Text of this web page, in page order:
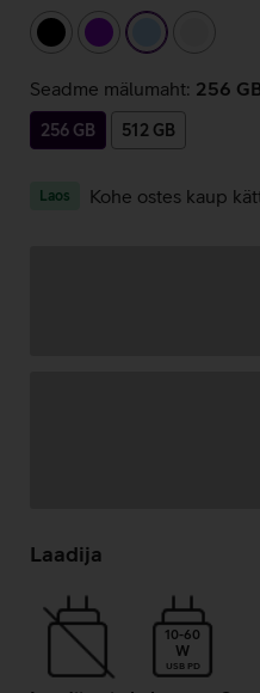
must
lilla helesinine
Seadme mälumaht: 256
256 GB 512 GB
Laos Kohe ostes kaup
laadimine
Laadija
10-60
W
USB PD